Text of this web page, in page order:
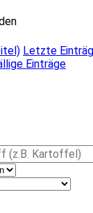
Letzte
Einträge